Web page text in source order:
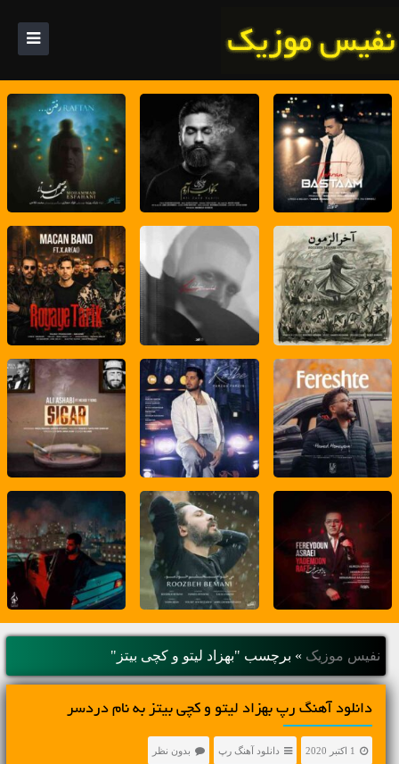
نفیس موزیک » برچسب "بهزاد لیتو و کچی بیتز"
دانلود آهنگ رپ بهزاد لیتو و کچی بیتز به نام دردسر
1 اکتبر 2020 دانلود آهنگ رپ بدون نظر